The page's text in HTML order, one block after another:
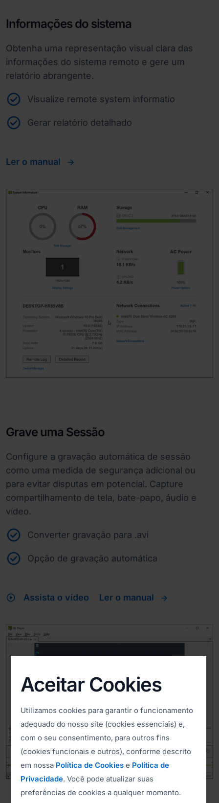
Informações do sistema
Obtenha uma representação visual clara das
informações do sistema remoto e gere um
relatório abrangente.
Visualize remote system informatio
Gerar relatório detalhado
Ler o manual
Grave uma Sessão
Configure a gravação automática de sessão
como uma medida de segurança adicional ou
para evitar disputas em potencial. Capture
compartilhamento de tela, bate-papo, áudio e
vídeo.
Converter gravação para .avi
Opção de gravação automática
play_circle Assista o vídeo Ler o manual
Aceitar Cookies
Utilizamos cookies para garantir o funcionamento
adequado do nosso site (cookies essenciais) e,
com o seu consentimento, para outros fins
(cookies funcionais e outros), conforme descrito
em nossa Política de Cookies e Política de
Privacidade. Você pode atualizar suas
preferências de cookies a qualquer momento.